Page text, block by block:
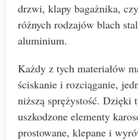
drzwi, klapy bagażnika,
różnych rodzajów blach
aluminium.
Każdy z tych materiałów
ściskanie i rozciąganie,
niższą sprężystość. Dzięki
uszkodzone elementy
prostowane, klepane i